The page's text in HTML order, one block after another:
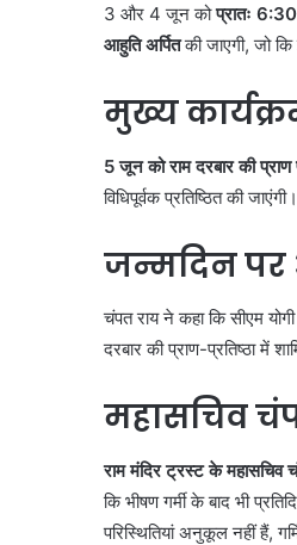
3 और 4 जून कोप्रातः
आहुति अर्पितकी जाएगी, जो कि
मुख्य
5 जून को राम दरबार की प्राण
विधिपूर्वक प्रतिष्ठित की
जन्मदिन
चंपत राय ने कहा कि सीएम
दरबार की प्राण-प्रतिष्ठा में
महासचिव
राम मंदिर ट्रस्ट के महासचिव
कि भीषण गर्मी के बाद भी
परिस्थितियां अनुकूल नहीं हैं,